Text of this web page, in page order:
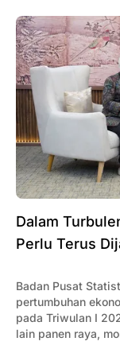
Dalam
Perlu Terus
Badan Pusat
pertumbuhan
pada Triwulan I
lain panen raya,